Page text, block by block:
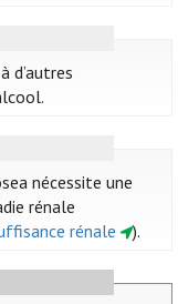
d’autres
nécessite une
rénale
rénale ).